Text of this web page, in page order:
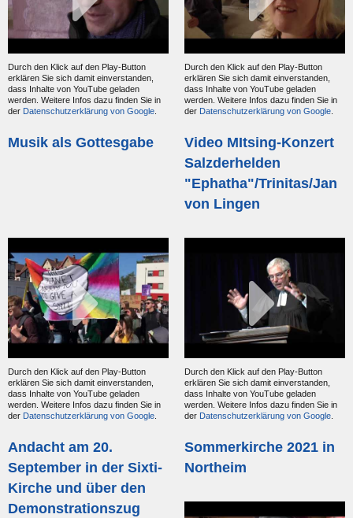
Durch den Klick auf den Play-Button
erklären Sie sich damit einverstanden,
dass Inhalte von YouTube geladen
werden. Weitere Infos dazu finden Sie in
der Datenschutzerklärung von Google.
Musik als Gottesgabe
Durch den Klick auf den Play-Button
erklären Sie sich damit einverstanden,
dass Inhalte von YouTube geladen
werden. Weitere Infos dazu finden Sie in
der Datenschutzerklärung von Google.
Video MItsing-Konzert
Salzderhelden
"Ephatha"/Trinitas/Jan
von Lingen
Durch den Klick auf den Play-Button
erklären Sie sich damit einverstanden,
dass Inhalte von YouTube geladen
werden. Weitere Infos dazu finden Sie in
der Datenschutzerklärung von Google.
Andacht am 20.
September in der Sixti-
Kirche und über den
Demonstrationszug
Durch den Klick auf den Play-Button
erklären Sie sich damit einverstanden,
dass Inhalte von YouTube geladen
werden. Weitere Infos dazu finden Sie in
der Datenschutzerklärung von Google.
Sommerkirche 2021 in
Northeim